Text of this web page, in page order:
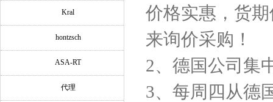
Kral
hontzsch
ASA-RT
代理
价格实惠，货
来询价采购！
2、德国公司集
3、每周四从德